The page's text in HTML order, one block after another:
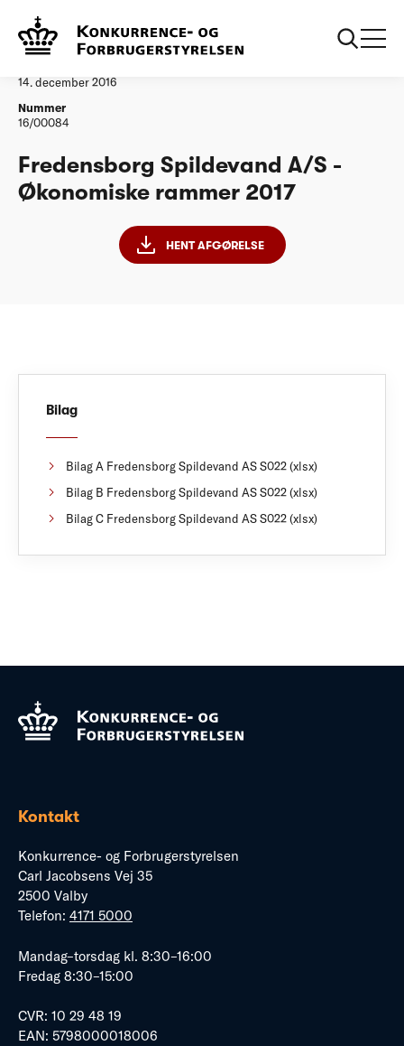
Vandtilsyn
14. december 2016
Nummer
16/00084
Fredensborg Spildevand A/S -
Økonomiske rammer 2017
HENT AFGØRELSE
Bilag
Bilag A Fredensborg Spildevand AS S022 (xlsx)
Bilag B Fredensborg Spildevand AS S022 (xlsx)
Bilag C Fredensborg Spildevand AS S022 (xlsx)
Kontakt
Konkurrence- og Forbrugerstyrelsen
Carl Jacobsens Vej 35
2500 Valby
Telefon: 4171 5000
Mandag–torsdag kl. 8:30–16:00
Fredag 8:30–15:00
CVR: 10 29 48 19
EAN: 5798000018006